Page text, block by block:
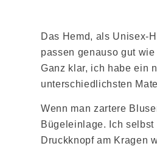
Das Hemd, als Unisex-
passen genauso gut
Ganz klar, ich habe ein
unterschiedlichsten
Wenn man zartere
Bügeleinlage. Ich
Druckknopf am Kragen